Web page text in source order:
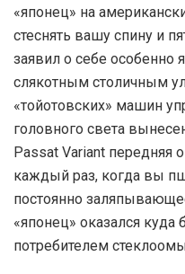
«японец» на
стеснять вашу спину и
заявил о себе особенно
слякотным столичным
«тойотовских» машин
головного света
Passat Variant передняя
каждый раз, когда вы
постоянно
«японец» оказался
потребителем